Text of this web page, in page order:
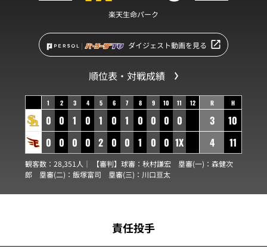
楽天生命パーク
ダイジェスト動画を見る
順位表・対戦成績
1 2 3 4 5 6 7 8 9 10 11 12
0 0 1 0 1 0 1 0 0 0 0
0 0 0 0 2 0 0 1 0 0 1X
R H
3
10
4
11
観客数：28,351人｜ 【審判】球審： 秋村謙宏 塁審(一)： 森健次
郎 塁審(二)： 飯塚富司 塁審(三)： 川口亘太
責任投手